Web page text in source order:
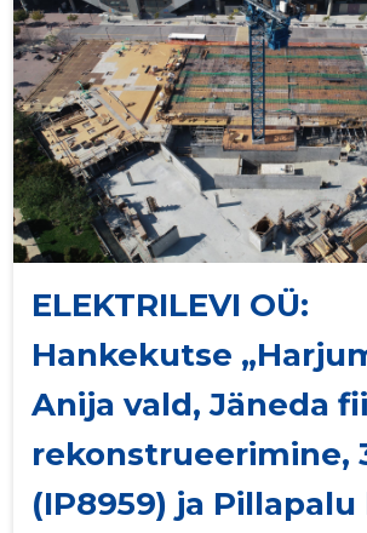
ELEKTRILEVI OÜ:
Hankekutse
Anija vald, Jäneda
rekonstrueerimine,
(IP8959) ja Pillapalu